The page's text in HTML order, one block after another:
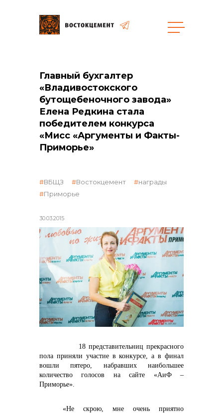
Закупки
общая информация
объявленные закупки
реализация неликвидов
контакты отдела закупок
Контакты
+7 (423) 234 50 50
Главный бухгалтер
«Владивостокского
бутощебеночного завода»
Елена Редкина стала
победителем конкурса
«Мисс «Аргументы и Факты-
Приморье»
30.03.2015
ВБЩЗ Востокцемент
награды
Приморье
18 представительниц прекрасного
пола приняли участие в конкурсе, а в финал
вошли пятеро, набравших наибольшее
количество голосов на сайте «АиФ –
Приморье».
«Не скрою, мне очень приятно